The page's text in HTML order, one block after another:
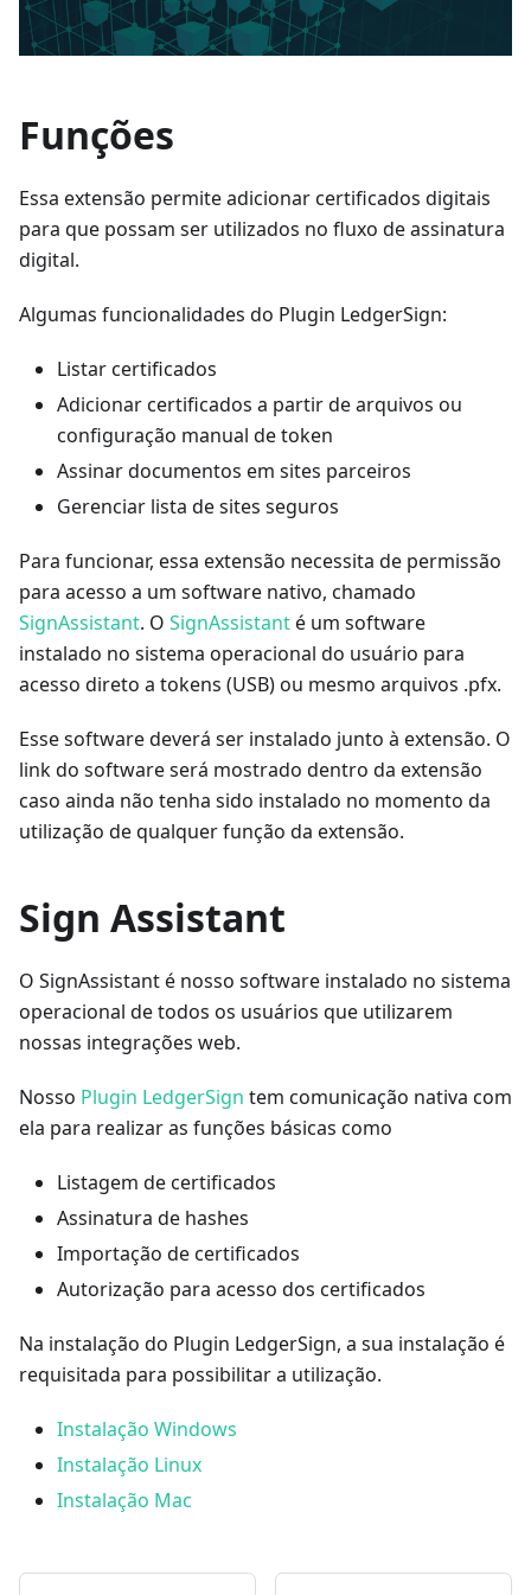
Funções
Essa extensão permite adicionar certificados digitais
para que possam ser utilizados no fluxo de assinatura
digital.
Algumas funcionalidades do Plugin LedgerSign:
Listar certificados
Adicionar certificados a partir de arquivos ou
configuração manual de token
Assinar documentos em sites parceiros
Gerenciar lista de sites seguros
Para funcionar, essa extensão necessita de permissão
para acesso a um software nativo, chamado
SignAssistant. O SignAssistanté um software
instalado no sistema operacional do usuário para
acesso direto a tokens (USB) ou mesmo arquivos .pfx.
Esse software deverá ser instalado junto à extensão. O
link do software será mostrado dentro da extensão
caso ainda não tenha sido instalado no momento da
utilização de qualquer função da extensão.
Sign Assistant
O SignAssistant é nosso software instalado no sistema
operacional de todos os usuários que utilizarem
nossas integrações web.
Nosso Plugin LedgerSign tem comunicação nativa com
ela para realizar as funções básicas como
Listagem de certificados
Assinatura de hashes
Importação de certificados
Autorização para acesso dos certificados
Na instalação do Plugin LedgerSign, a sua instalação é
requisitada para possibilitar a utilização.
Instalação Windows
Instalação Linux
Instalação Mac